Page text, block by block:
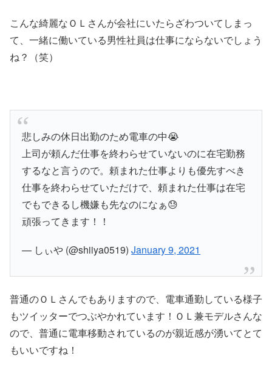
こんな綺麗なＯＬさんが会社にいたらざわついてしまっ
て、一緒に働いている男性社員は仕事にならないでしょう
ね？（笑）
悲しみの休日出勤のため電車の中😭
上司が頼んだ仕事を終わらせていないのに在宅勤務
するなと言うので。頼まれた仕事よりも優先すべき
仕事を終わらせていただけで、頼まれた仕事は在宅
でもできるし機嫌も先なのになぁ😓
頑張ってきます！！
— しぃや (@shiiya0519)January 9, 2021
普通のＯＬさんでもありますので、電車通勤している様子
もツイッターでつぶやかれています！ＯＬ兼モデルさんな
ので、普通に電車移動されているのが親近感が湧いてとて
もいいですね！